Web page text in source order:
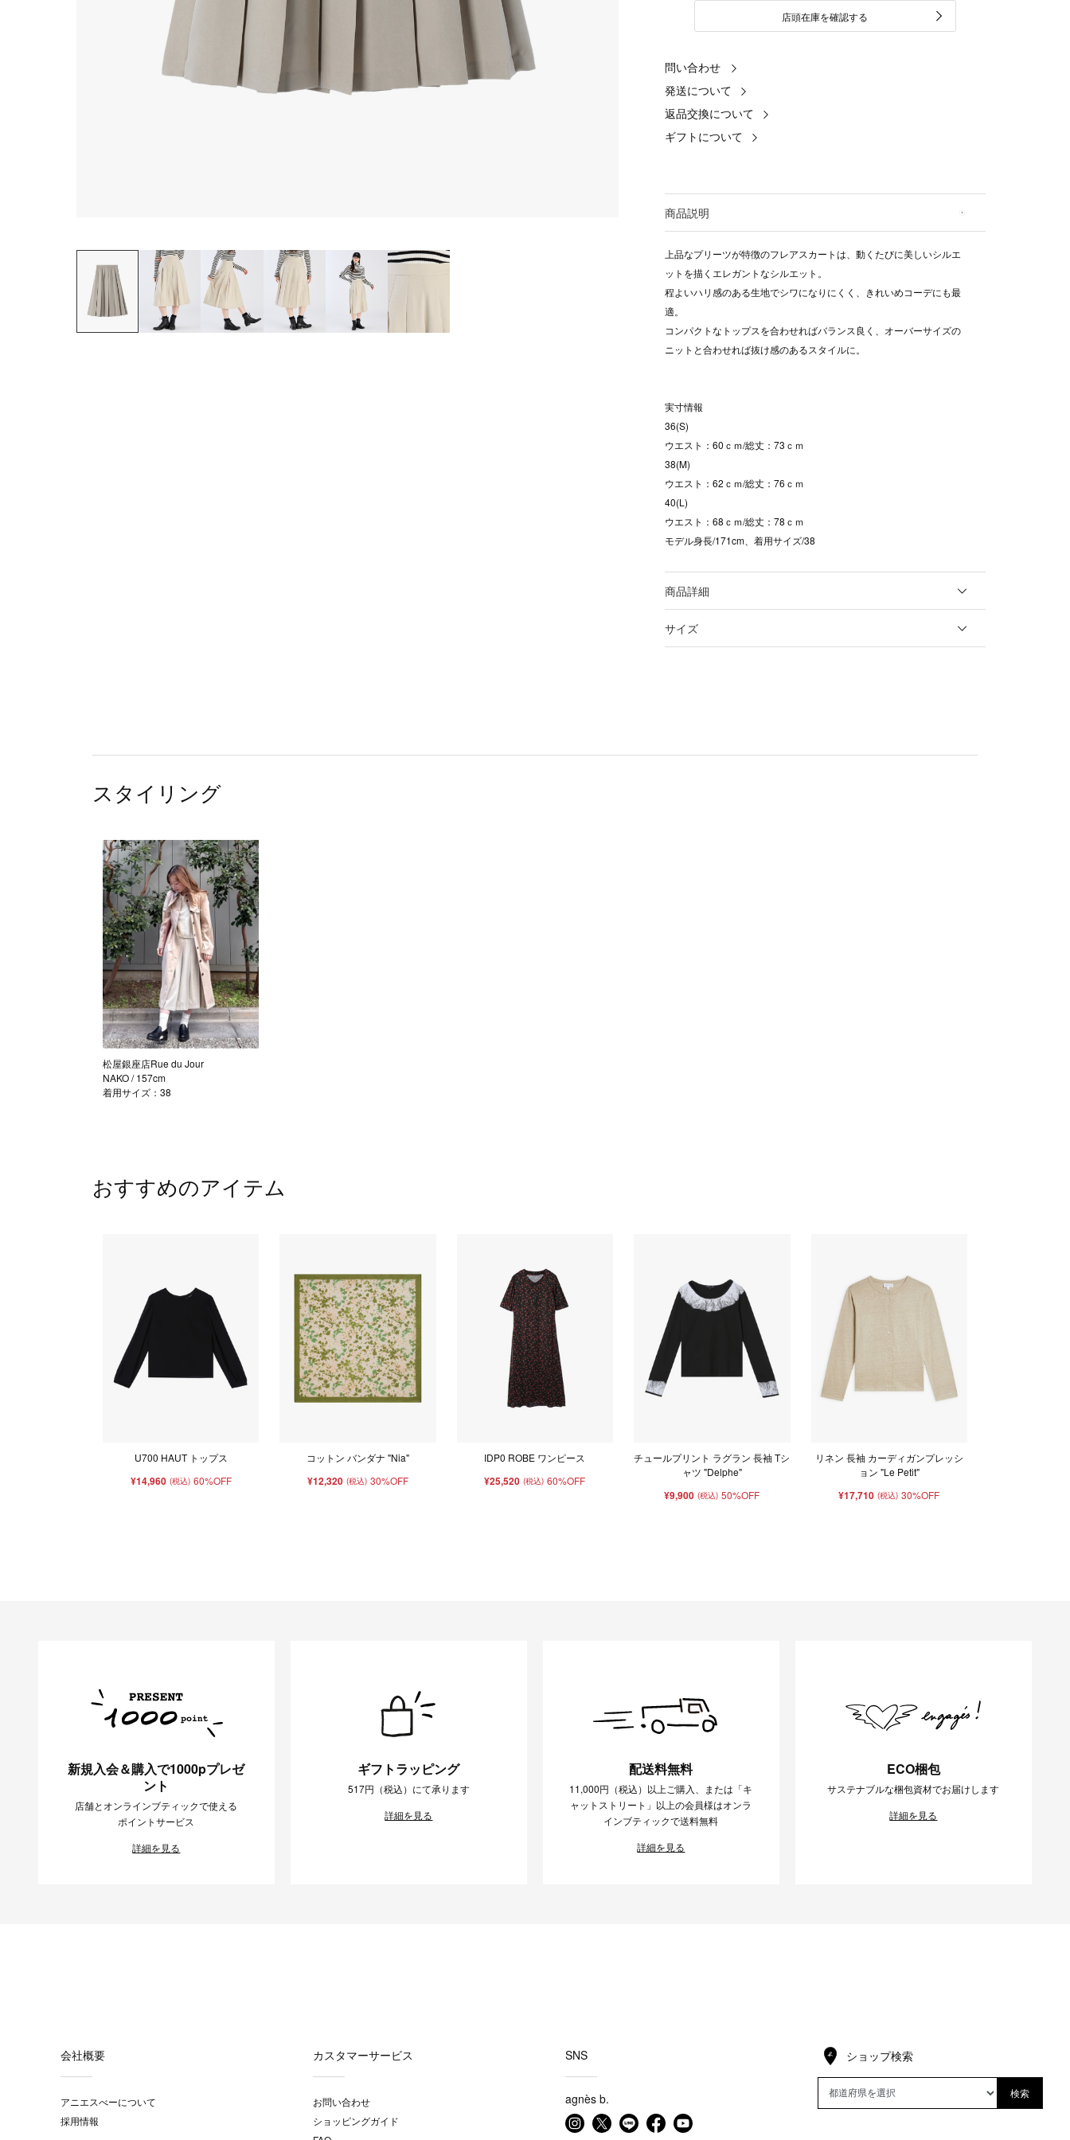
店頭在庫を確認する
問い合わせ
発送について
返品交換について
ギフトについて
商品説明
上品なプリーツが特徴のフレアスカートは、動くたびに美しいシルエ
ットを描くエレガントなシルエット。
程よいハリ感のある生地でシワになりにくく、きれいめコーデにも最
適。
コンパクトなトップスを合わせればバランス良く、オーバーサイズの
ニットと合わせれば抜け感のあるスタイルに。
実寸情報
36(S)
ウエスト：60ｃｍ/総丈：73ｃｍ
38(M)
ウエスト：62ｃｍ/総丈：76ｃｍ
40(L)
ウエスト：68ｃｍ/総丈：78ｃｍ
モデル身長/171cm、着用サイズ/38
商品詳細
サイズ
スタイリング
松屋銀座店Rue du Jour
NAKO/ 157cm
着用サイズ：38
おすすめのアイテム
U700 HAUT トップス
¥14,960 (税込) 60%OFF
コットン バンダナ "Nia"
¥12,320 (税込) 30%OFF
IDP0 ROBE ワンピース
¥25,520 (税込) 60%OFF
チュールプリント ラグラン 長袖 Tシ
ャツ "Delphe"
¥9,900 (税込) 50%OFF
リネン 長袖 カーディガンプレッシ
ョン "Le Petit"
¥17,710 (税込) 30%OFF
新規入会＆購入で1000pプレゼ
ント
店舗とオンラインブティックで使える
ポイントサービス
詳細を見る
ギフトラッピング
517円（税込）にて承ります
詳細を見る
配送料無料
11,000円（税込）以上ご購入、または「キ
ャットストリート」以上の会員様はオンラ
インブティックで送料無料
詳細を見る
ECO梱包
サステナブルな梱包資材でお届けします
詳細を見る
会社概要
アニエスべーについて
採用情報
カスタマーサービス
お問い合わせ
ショッピングガイド
SNS
agnès b.
ショップ検索
検索